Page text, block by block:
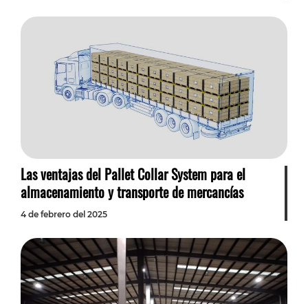
Las ventajas del Pallet Collar System para el
almacenamiento y transporte de mercancías
4 de febrero del 2025